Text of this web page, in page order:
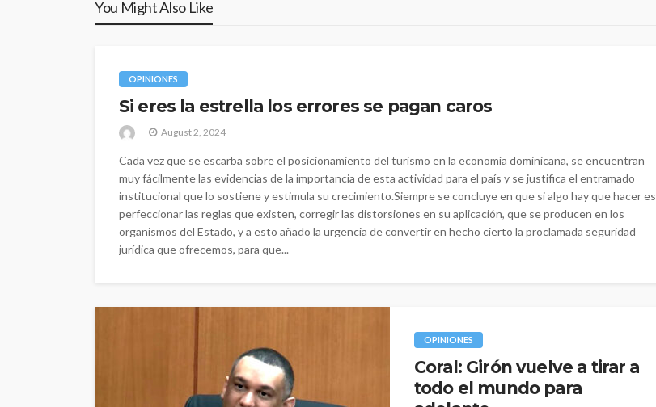
You Might Also Like
OPINIONES
Si eres la estrella los errores se pagan caros
August 2, 2024
Cada vez que se escarba sobre el posicionamiento del turismo en la economía dominicana, se encuentran
muy fácilmente las evidencias de la importancia de esta actividad para el país y se justifica el entramado
institucional que lo sostiene y estimula su crecimiento.Siempre se concluye en que si algo hay que hacer es
perfeccionar las reglas que existen, corregir las distorsiones en su aplicación, que se producen en los
organismos del Estado, y a esto añado la urgencia de convertir en hecho cierto la proclamada seguridad
jurídica que ofrecemos, para que...
OPINIONES
Coral: Girón vuelve a tirar a
todo el mundo para